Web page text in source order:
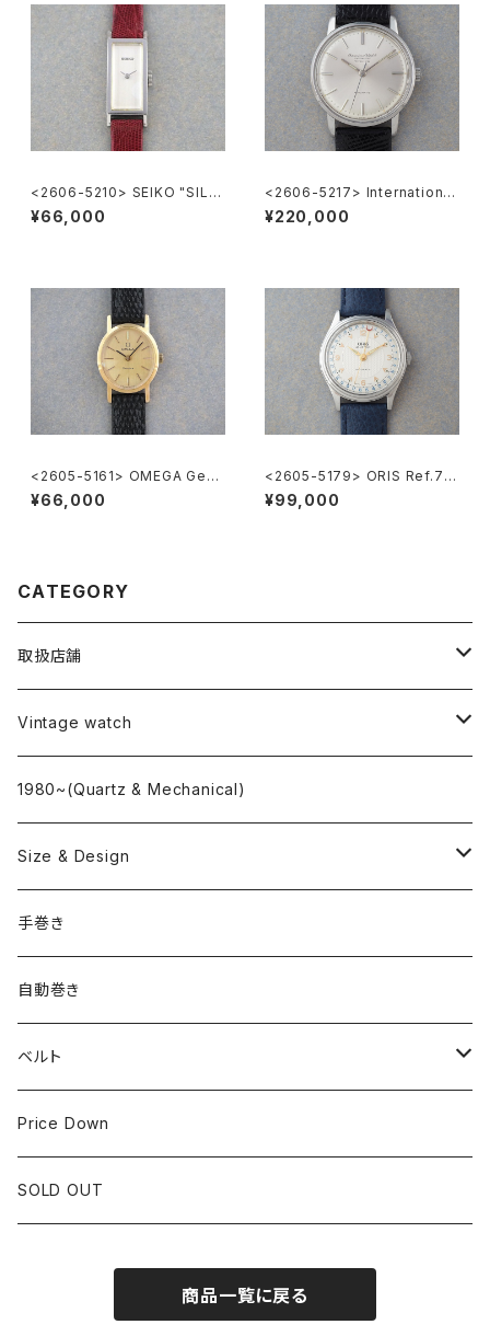
<2606-5210> SEIKO "SILV
ER885" rectangular case
¥66,000
<2606-5217> International
National Co. "TURLER"
¥220,000
<2605-5161> OMEGA Gene
ve
¥66,000
<2605-5179> ORIS Ref.74
70 ”POINTER DATE"
¥99,000
CATEGORY
取扱店舗
L o'clock
"delve"
Vintage watch
海外ブランド
OMEGA
ROLEX
国産ブランド
SEIKO
CITIZEN
1980~(Quartz & Mechanical)
Size & Design
~24.9mm
25mm~29.9mm
30mm~34.9mm
35mm~39.9mm
40mm~
手巻き
自動巻き
ベルト
HIRSCHベルト
SSブレスレット
Price Down
SOLD OUT
商品一覧に戻る